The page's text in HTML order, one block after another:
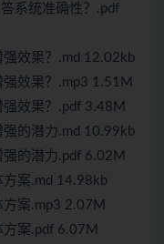
系统准确性？.pdf
效果？.md 12.02kb
效果？.mp3 1.51M
效果？.pdf 3.48M
的潜力.md 10.99kb
的潜力.pdf 6.02M
案.md 14.98kb
案.mp3 2.07M
案.pdf 6.07M